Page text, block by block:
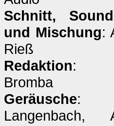
Schnitt,
und Mischung:
Rieß
Redaktion:
Bromba
Geräusche:
Langenbach,